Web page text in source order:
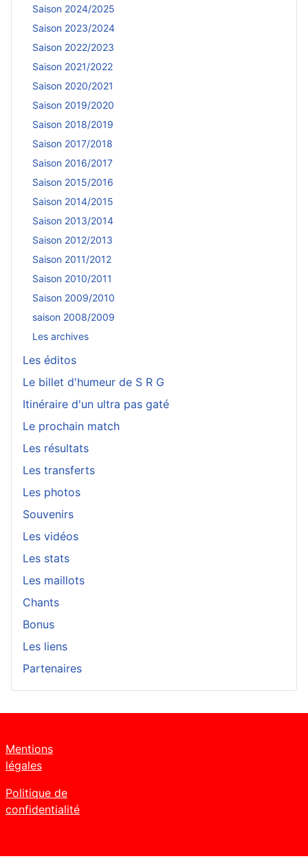
Saison 2024/2025
Saison 2023/2024
Saison 2022/2023
Saison 2021/2022
Saison 2020/2021
Saison 2019/2020
Saison 2018/2019
Saison 2017/2018
Saison 2016/2017
Saison 2015/2016
Saison 2014/2015
Saison 2013/2014
Saison 2012/2013
Saison 2011/2012
Saison 2010/2011
Saison 2009/2010
saison 2008/2009
Les archives
Les éditos
Le billet d'humeur de S R G
Itinéraire d'un ultra pas gaté
Le prochain match
Les résultats
Les transferts
Les photos
Souvenirs
Les vidéos
Les stats
Les maillots
Chants
Bonus
Les liens
Partenaires
Mentions
légales
Politique de
confidentialité